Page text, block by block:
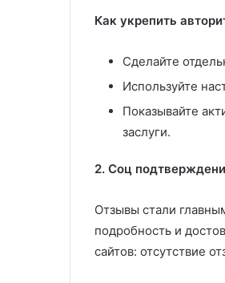
Как укрепить
Сделайте
Используйте
Показывайте
заслуги.
2. Соц
Отзывы стали
подробность и
сайтов: отсутствие